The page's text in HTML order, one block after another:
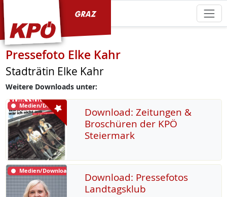
Pressefoto Elke Kahr
Stadträtin Elke Kahr
Weitere Downloads unter:
Medien/Download
Download: Zeitungen &
Broschüren der KPÖ
Steiermark
Medien/Download
Download: Pressefotos
Landtagsklub